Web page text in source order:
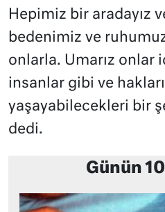
Hepimiz bir aradayız
bedenimiz ve
onlarla. Umarız onlar
insanlar gibi ve
yaşayabilecekleri bir
dedi.
Günün